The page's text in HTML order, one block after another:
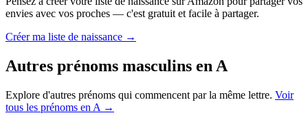
envies avec vos proches — c'est gratuit et facile à partager.
Créer ma liste de naissance →
Autres prénoms masculins en A
Explore d'autres prénoms qui commencent par la même lettre. Voir
tous les prénoms en A →